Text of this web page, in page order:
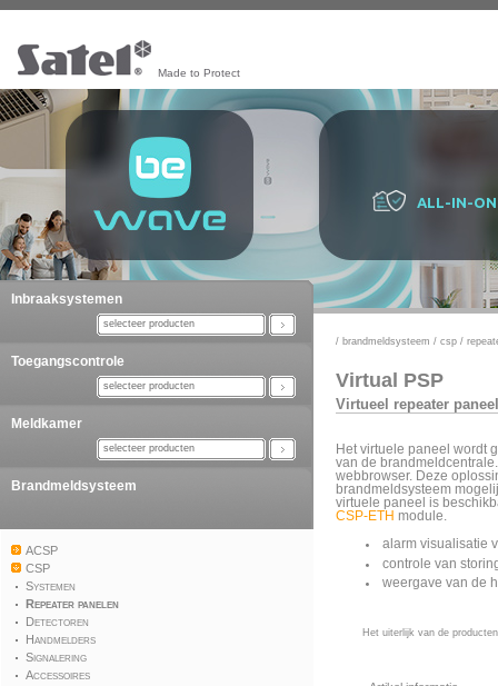
Made to Protect
ALL-IN-
Inbraaksystemen
selecteer producten
Toegangscontrole
selecteer producten
Meldkamer
selecteer producten
Brandmeldsysteem
ACSP
CSP
Systemen
Repeater panelen
Detectoren
Handmelders
Signalering
Accessoires
/ brandmeldsysteem / csp /
Virtual PSP
Virtueel repeater
Het virtuele paneel wordt
van de
webbrowser. Deze
brandmeldsysteem
virtuele paneel is
CSP-ETH module.
alarm visualisatie
controle van
weergave van de
Het uiterlijk van de